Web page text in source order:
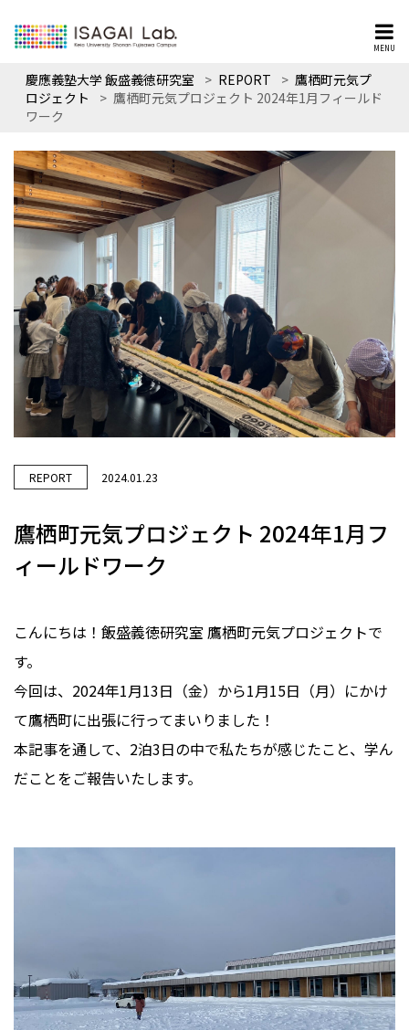
MENU
慶應義塾大学 飯盛義徳研究室 > REPORT > 鷹栖町元気プ
ロジェクト
> 鷹栖町元気プロジェクト 2024年1月フィールド
ワーク
REPORT 2024.01.23
鷹栖町元気プロジェクト 2024年1月フ
ィールドワーク
こんにちは！飯盛義徳研究室 鷹栖町元気プロジェクトで
す。
今回は、2024年1月13日（金）から1月15日（月）にかけ
て鷹栖町に出張に行ってまいりました！
本記事を通して、2泊3日の中で私たちが感じたこと、学ん
だことをご報告いたします。